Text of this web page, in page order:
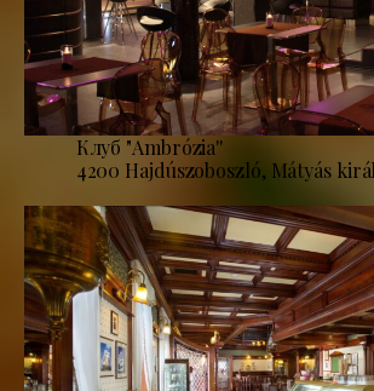
Клуб "Ambrózia''
4200 Hajdúszoboszló, Mátyás